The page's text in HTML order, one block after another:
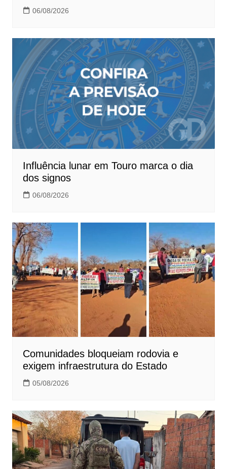
06/08/2026
Influência lunar em Touro marca o dia
dos signos
06/08/2026
Comunidades bloqueiam rodovia e
exigem infraestrutura do Estado
05/08/2026